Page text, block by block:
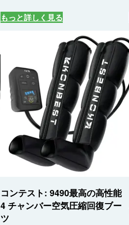
もっと詳しく見る
コンテスト: 9490最高の高性能
4 チャンバー空気圧縮回復ブー
ツ